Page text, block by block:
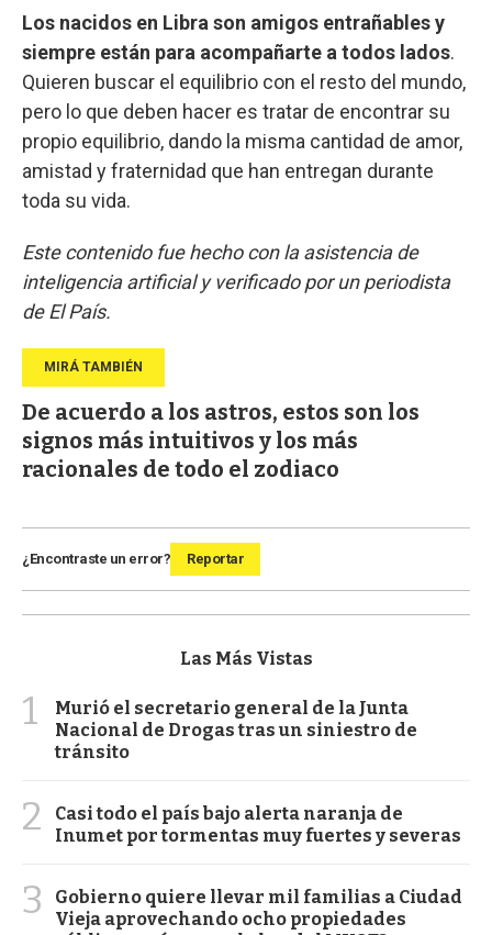
Los nacidos en Libra son amigos entrañables y
siempre están para acompañarte a todos lados.
Quieren buscar el equilibrio con el resto del mundo,
pero lo que deben hacer es tratar de encontrar su
propio equilibrio, dando la misma cantidad de amor,
amistad y fraternidad que han entregan durante
toda su vida.
Este contenido fue hecho con la asistencia de
inteligencia artificial y verificado por un periodista
de El País.
De acuerdo a los astros, estos son los
signos más intuitivos y los más
racionales de todo el zodiaco
¿Encontraste un error? Reportar
Las Más Vistas
1
Murió el secretario general de la Junta
Nacional de Drogas tras un siniestro de
tránsito
2
Casi todo el país bajo alerta naranja de
Inumet por tormentas muy fuertes y severas
3
Gobierno quiere llevar mil familias a Ciudad
Vieja aprovechando ocho propiedades